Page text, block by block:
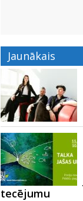
Jaunākais
tecējumu